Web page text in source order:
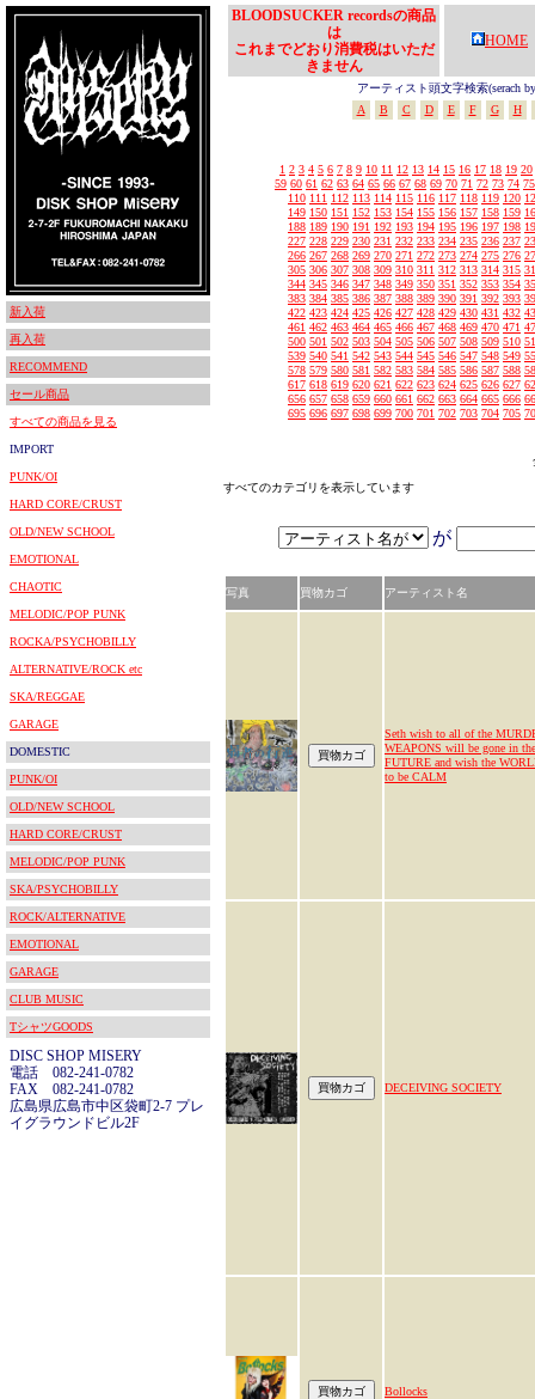
新入荷
再入荷
RECOMMEND
セール商品
すべての商品を見る
IMPORT
PUNK/OI
HARD CORE/CRUST
OLD/NEW SCHOOL
EMOTIONAL
CHAOTIC
MELODIC/POP PUNK
ROCKA/PSYCHOBILLY
ALTERNATIVE/ROCK etc
SKA/REGGAE
GARAGE
DOMESTIC
PUNK/OI
OLD/NEW SCHOOL
HARD CORE/CRUST
MELODIC/POP PUNK
SKA/PSYCHOBILLY
ROCK/ALTERNATIVE
EMOTIONAL
GARAGE
CLUB MUSIC
TシャツGOODS
DISC SHOP MISERY
電話 082-241-0782
FAX 082-241-0782
広島県広島市中区袋町2-7 プレ
イグラウンドビル2F
BLOODSUCKER recordsの商品
は
これまでどおり消費税はいただ
きません
HOME
アーティスト頭文字検索(serach
A
B C D E F G H
1 2 3 4 5 6 7 8 9 10 11 12 13 14 15 16 17 18 19 20
59 60 61 62 63 64 65 66 67 68 69 70 71 72 73 74 75
110 111 112 113 114 115 116 117 118 119 120
149 150 151 152 153 154 155 156 157 158 159
188 189 190 191 192 193 194 195 196 197 198
227 228 229 230 231 232 233 234 235 236 237
266 267 268 269 270 271 272 273 274 275 276
305 306 307 308 309 310 311 312 313 314 315
344 345 346 347 348 349 350 351 352 353 354
383 384 385 386 387 388 389 390 391 392 393
422 423 424 425 426 427 428 429 430 431 432
461 462 463 464 465 466 467 468 469 470 471
500 501 502 503 504 505 506 507 508 509 510
539 540 541 542 543 544 545 546 547 548 549
578 579 580 581 582 583 584 585 586 587 588
617 618 619 620 621 622 623 624 625 626 627
656 657 658 659 660 661 662 663 664 665 666
695 696 697 698 699 700 701 702 703 704 705
すべてのカテゴリを表示しています
が
写真 買物カゴ アーティスト名
Seth wish to all of the
WEAPONS will be gone in the
FUTURE and wish the
to be CALM
DECEIVING SOCIETY
Bollocks